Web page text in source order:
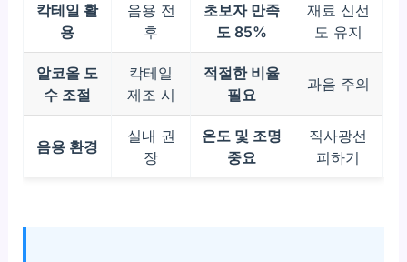
칵테일 활
용
음용 전
후
초보자 만족
도 85%
재료 신선
도 유지
알코올 도
수 조절
칵테일
제조 시
적절한 비율
필요
과음 주의
음용 환경
실내 권
장
온도 및 조명
중요
직사광선
피하기